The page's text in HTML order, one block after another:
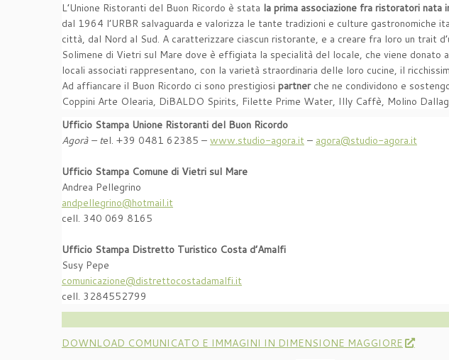
L’Unione Ristoranti del Buon Ricordo è stata la prima associazione fra ristoratori nata
dal 1964 l’URBR salvaguarda e valorizza le tante tradizioni e culture
città, dal Nord al Sud. A caratterizzare ciascun ristorante, e a creare fra loro un trait
Solimene di Vietri sul Mare dove è effigiata la specialità del locale, che viene donato
locali associati rappresentano, con la varietà straordinaria delle loro cucine, il
Ad affiancare il Buon Ricordo ci sono prestigiosi partnerche ne condividono e
Coppini Arte Olearia, DiBALDO Spirits, Filette Prime Water, Illy Caffè, Molino
Ufficio Stampa Unione Ristoranti del Buon Ricordo
Agorà – tel. +39 0481 62385 – www.studio-agora.it – agora@studio-agora.it
Ufficio Stampa Comune di Vietri sul Mare
Andrea Pellegrino
andpellegrino@hotmail.it
cell. 340 069 8165
Ufficio Stampa Distretto Turistico Costa d’Amalfi
Susy Pepe
comunicazione@distrettocostadamalfi.it
cell. 3284552799
DOWNLOAD COMUNICATO E IMMAGINI IN DIMENSIONE MAGGIORE